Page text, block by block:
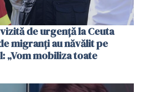
de urgență la Ceuta
migranți au năvălit pe
„Vom mobiliza toate